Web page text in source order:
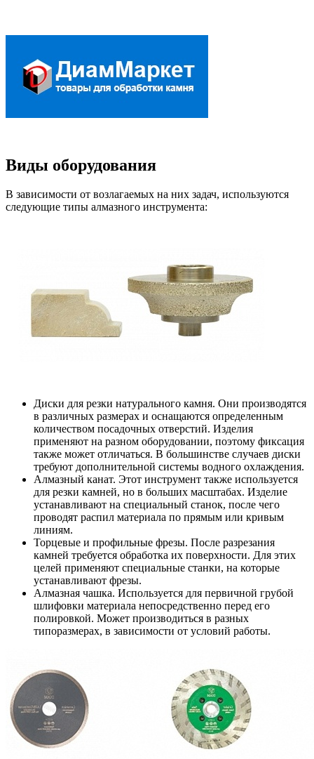
Виды оборудования
В зависимости от возлагаемых на них задач, используются
следующие типы алмазного инструмента:
Диски для резки натурального камня. Они производятся
в различных размерах и оснащаются определенным
количеством посадочных отверстий. Изделия
применяют на разном оборудовании, поэтому фиксация
также может отличаться. В большинстве случаев диски
требуют дополнительной системы водного охлаждения.
Алмазный канат. Этот инструмент также используется
для резки камней, но в больших масштабах. Изделие
устанавливают на специальный станок, после чего
проводят распил материала по прямым или кривым
линиям.
Торцевые и профильные фрезы. После разрезания
камней требуется обработка их поверхности. Для этих
целей применяют специальные станки, на которые
устанавливают фрезы.
Алмазная чашка. Используется для первичной грубой
шлифовки материала непосредственно перед его
полировкой. Может производиться в разных
типоразмерах, в зависимости от условий работы.